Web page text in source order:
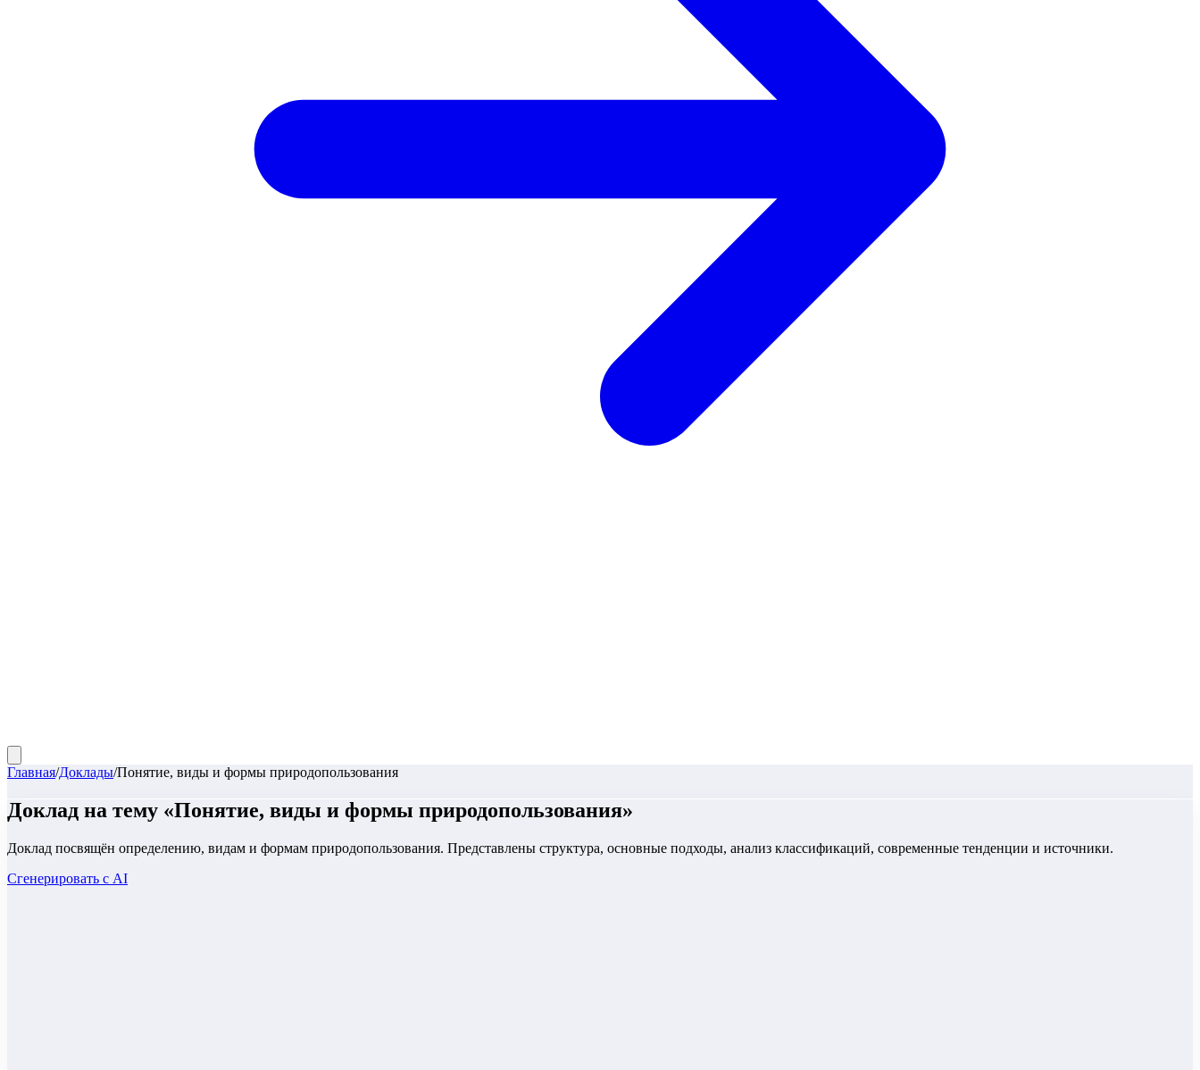
Главная/Доклады/Понятие, виды и формы природопользования
Доклад на тему «Понятие, виды и формы природопользования»
Доклад посвящён определению, видам и формам природопользования. Представлены структура, основные подходы, анализ классификаций, современные тенденции и источники.
Сгенерировать с AI